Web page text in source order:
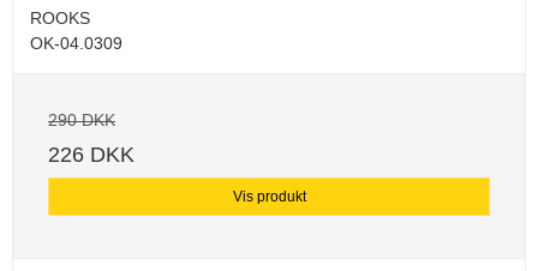
ROOKS
OK-04.0309
290 DKK
226 DKK
Vis produkt